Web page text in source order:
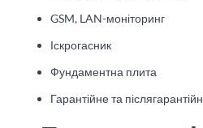
GSM, LAN-моніторинг
Іскрогасник
Фундаментна плита
Гарантійне та